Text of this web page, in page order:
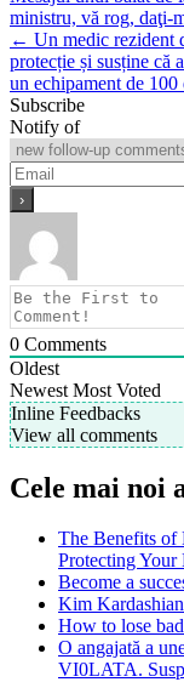
ministru, vă rog, daţi-
← Un medic rezident
protecție și susține că
un echipament de
Subscribe
Notify of
0 Comments
Oldest
Newest Most Voted
Inline Feedbacks
View all comments
Cele mai noi
The Benefits of
Protecting Your
Become a
Kim
How to lose
O angajată a
VI0LATA.